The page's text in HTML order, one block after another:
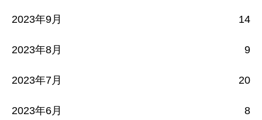
2023年9月 14
2023年8月 9
2023年7月 20
2023年6月 8